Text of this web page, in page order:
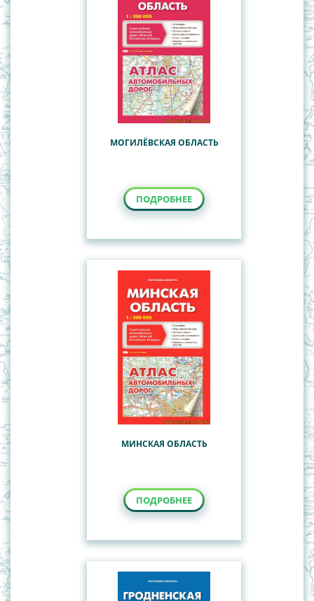
Общегеографические, обзорно-
топографические карты
Политико-административные карты Республики
Туристские карты
Учебные настенные карты
МОГИЛЁВСКАЯ ОБЛАСТЬ
ПОДРОБНЕЕ
МИНСКАЯ ОБЛАСТЬ
ПОДРОБНЕЕ